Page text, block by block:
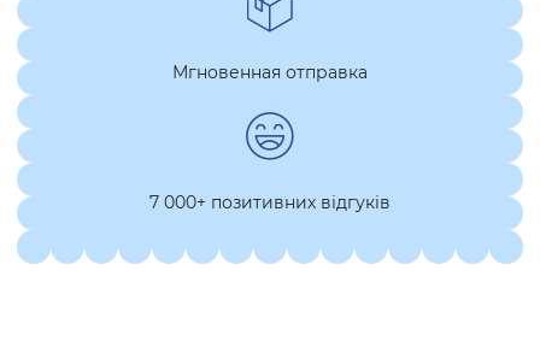
Мгновенная отправка
7 000+ позитивних відгуків